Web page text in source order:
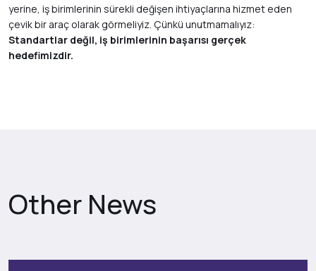
yerine, iş birimlerinin sürekli değişen ihtiyaçlarına hizmet eden
çevik bir araç olarak görmeliyiz. Çünkü unutmamalıyız:
Standartlar değil, iş birimlerinin başarısı gerçek
hedefimizdir.
Other News